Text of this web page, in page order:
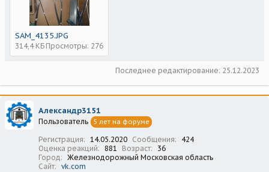
SAM_4135.JPG
314,4 КБ Просмотры: 276
Последнее редактирование: 25.12.2023
Александр3151
Пользователь 5 лет на форуме
Регистрация 14.05.2020 Сообщения
424
Оценка реакций
881 Возраст
36
Город
Железнодорожный Московская область
Сайт
vk.com